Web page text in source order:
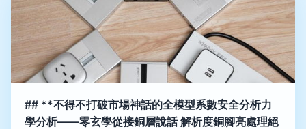
## **不得不打破市場神話的全模型系數安全分析力
學分析——零玄學從接銅層說話 解析度銅腳亮處理絕